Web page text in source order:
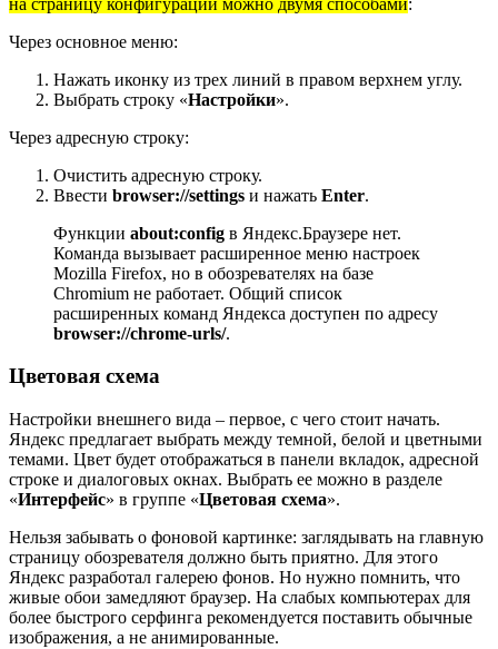
Через основное меню:
Нажать иконку из трех линий в правом верхнем углу.
Выбрать строку «Настройки».
Через адресную строку:
Очистить адресную строку.
Ввести browser://settings и нажать Enter.
Функции about:config в Яндекс.Браузере нет.
Команда вызывает расширенное меню настроек
Mozilla Firefox, но в обозревателях на базе
Chromium не работает. Общий список
расширенных команд Яндекса доступен по адресу
browser://chrome-urls/.
Цветовая схема
Настройки внешнего вида – первое, с чего стоит начать.
Яндекс предлагает выбрать между темной, белой и цветными
темами. Цвет будет отображаться в панели вкладок, адресной
строке и диалоговых окнах. Выбрать ее можно в разделе
«Интерфейс» в группе «Цветовая схема».
Нельзя забывать о фоновой картинке: заглядывать на главную
страницу обозревателя должно быть приятно. Для этого
Яндекс разработал галерею фонов. Но нужно помнить, что
живые обои замедляют браузер. На слабых компьютерах для
более быстрого серфинга рекомендуется поставить обычные
изображения, а не анимированные.